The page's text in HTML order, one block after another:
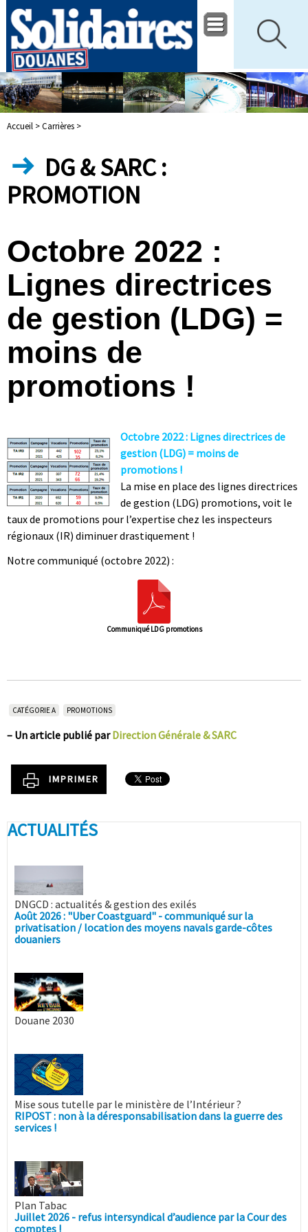
Accueil >Carrières >
DG & SARC :
PROMOTION
Octobre 2022 :
Lignes directrices
de gestion (LDG) =
moins de
promotions !
Octobre 2022 : Lignes directrices de
gestion (LDG) = moins de
promotions !
La mise en place des lignes directrices
de gestion (LDG) promotions, voit le
taux de promotions pour l’expertise chez les inspecteurs
régionaux (IR) diminuer drastiquement !
Notre communiqué (octobre 2022) :
Communiqué LDG promotions
CATÉGORIE A PROMOTIONS
– Un article publié parDirection Générale & SARC
IMPRIMER
ACTUALITÉS
DNGCD : actualités & gestion des exilés
Août 2026 : "Uber Coastguard" - communiqué sur la
privatisation / location des moyens navals garde-côtes
douaniers
Douane 2030
Mise sous tutelle par le ministère de l’Intérieur ?
RIPOST : non à la déresponsabilisation dans la guerre des
services !
Plan Tabac
Juillet 2026 - refus intersyndical d’audience par la Cour des
comptes !